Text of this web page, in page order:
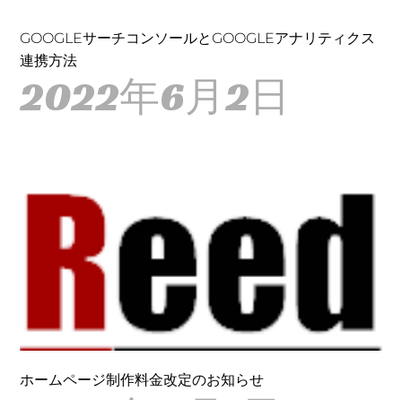
GOOGLEサーチコンソールとGOOGLEアナリティクス
連携方法
2022年6月2日
ホームページ制作料金改定のお知らせ